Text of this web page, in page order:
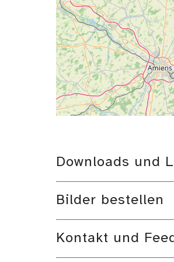
Downloads und
Bilder bestellen
Kontakt und